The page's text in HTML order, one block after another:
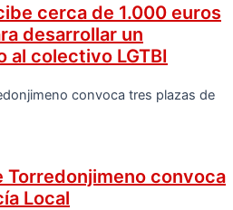
cerca de 1.000 euros
desarrollar un
colectivo LGTBI
Torredonjimeno convoca
Local